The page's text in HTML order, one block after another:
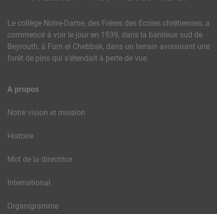
Le collège Notre-Dame, des Frères des Ecoles chrétiennes, a
commencé à voir le jour en 1939, dans la banlieue sud de
Beyrouth, à Furn el Chebbak, dans un terrain avoisinant une
forêt de pins qui s’étendait à perte de vue.
A propos
Notre vision et mission
Histoire
Mot de la directrice
International
Organigramme